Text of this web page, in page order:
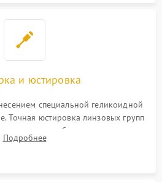
и юстировка
специальной геликоидной
Точная юстировка линзовых групп
способом для устранения
бэк
Подробнее